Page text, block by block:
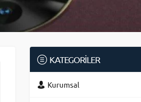
KATEGORİLER
Kurumsal